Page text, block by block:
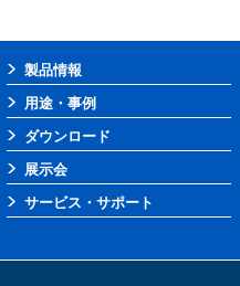
製品情報
用途・事例
ダウンロード
展示会
サービス・サポート